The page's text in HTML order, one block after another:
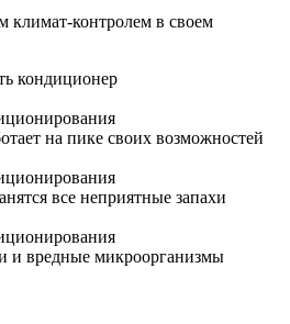
климат-контролем в своем
кондиционер
на пике своих возможностей
все неприятные запахи
и вредные микроорганизмы